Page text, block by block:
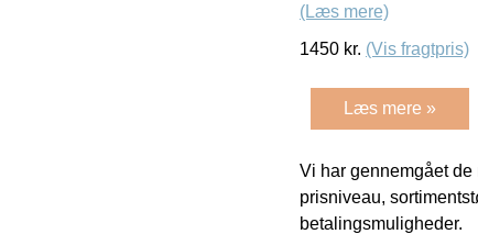
(Læs mere)
1450 kr. (Vis fragtpris)
Læs mere »
Vi har gennemgået
prisniveau,
betalingsmuligheder.